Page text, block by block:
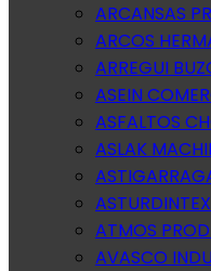
ARCANSAS
ARCOS
ARREGUI
ASEIN
ASFALTOS
ASLAK
ATMOS
AVASCO